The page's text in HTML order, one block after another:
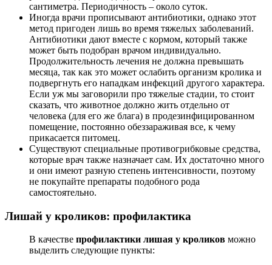
сантиметра. Периодичность – около суток.
Иногда врачи прописывают антибиотики, однако этот
метод пригоден лишь во время тяжелых заболеваний.
Антибиотики дают вместе с кормом, который также
может быть подобран врачом индивидуально.
Продолжительность лечения не должна превышать
месяца, так как это может ослабить организм кролика и
подвергнуть его нападкам инфекций другого характера.
Если уж мы заговорили про тяжелые стадии, то стоит
сказать, что животное должно жить отдельно от
человека (для его же блага) в продезинфицированном
помещение, постоянно обеззараживая все, к чему
прикасается питомец.
Существуют специальные противогрибковые средства,
которые врач также назначает сам. Их достаточно много
и они имеют разную степень интенсивности, поэтому
не покупайте препараты подобного рода
самостоятельно.
Лишай у кроликов: профилактика
В качестве профилактики лишая у кроликов можно
выделить следующие пункты: